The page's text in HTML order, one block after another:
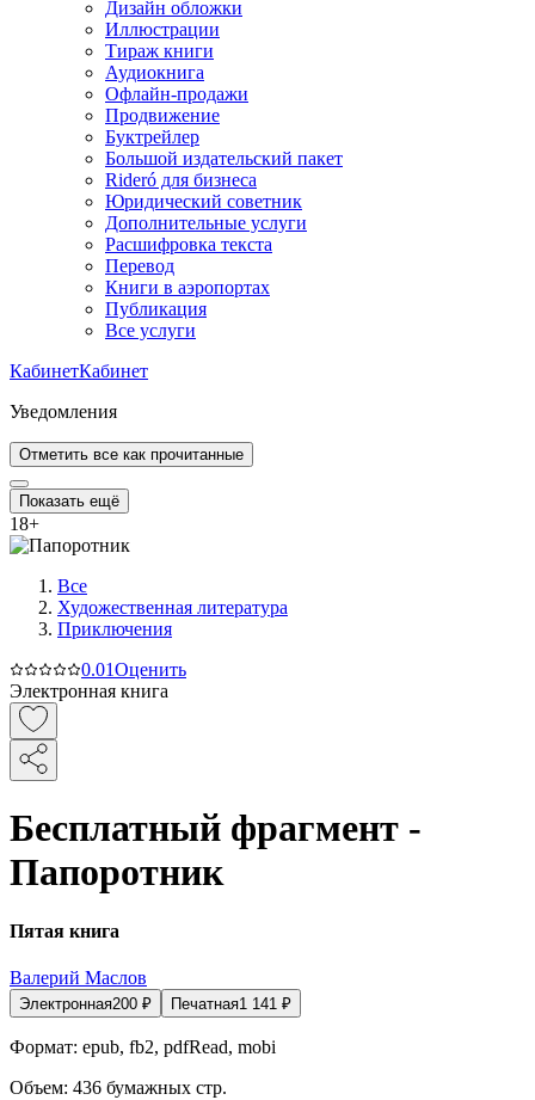
Дизайн обложки
Иллюстрации
Тираж книги
Аудиокнига
Офлайн-продажи
Продвижение
Буктрейлер
Большой издательский пакет
Rideró для бизнеса
Юридический советник
Дополнительные услуги
Расшифровка текста
Перевод
Книги в аэропортах
Публикация
Все услуги
КабинетКабинет
Уведомления
Отметить все как прочитанные
Показать ещё
18+
Все
Художественная литература
Приключения
0.01Оценить
Электронная книга
Бесплатный фрагмент -
Папоротник
Пятая книга
Валерий Маслов
Электронная200 ₽ Печатная1 141 ₽
Формат: epub, fb2, pdfRead, mobi
Объем: 436 бумажных стр.